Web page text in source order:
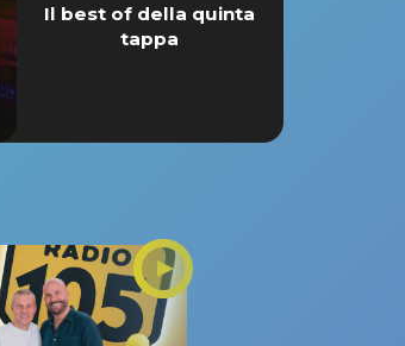
Il best of della quinta
tappa